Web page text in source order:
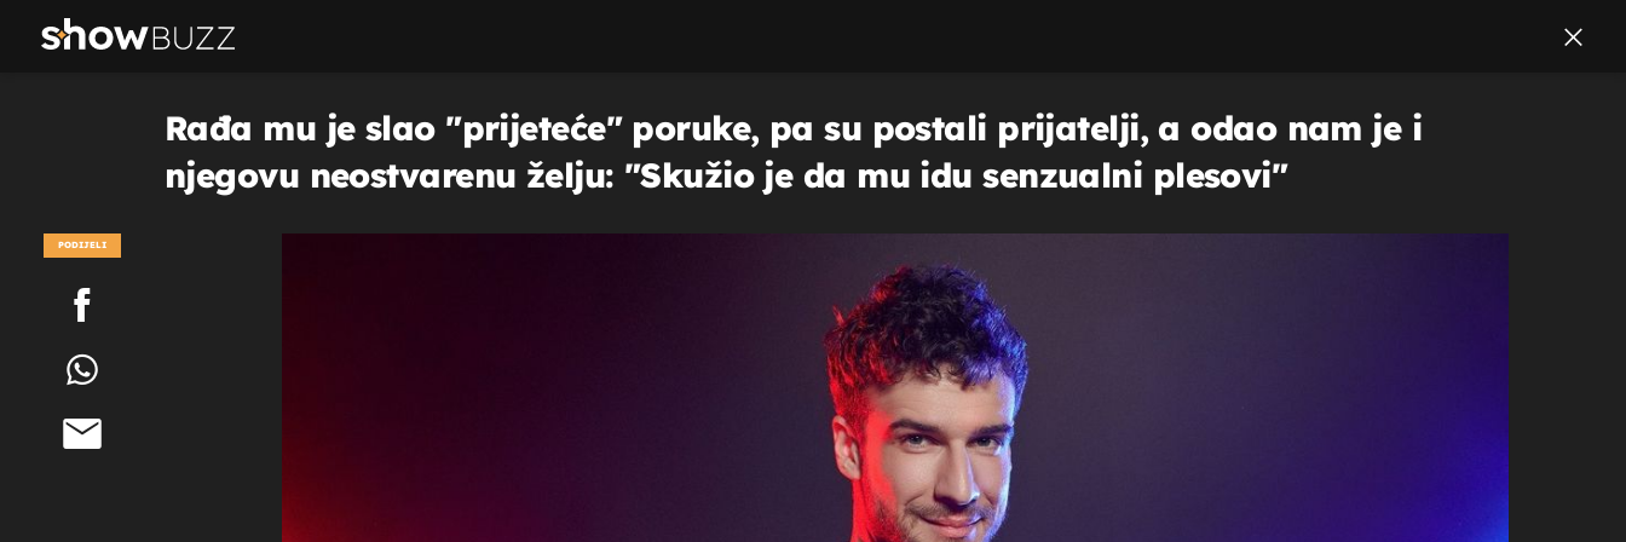
Rađa mu je slao "prijeteće" poruke, pa su postali prijatelji, a odao nam je i
njegovu neostvarenu želju: "Skužio je da mu idu senzualni plesovi"
PODIJELI